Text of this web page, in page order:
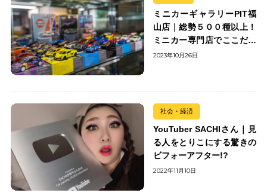
ミニカーギャラリーPIT福
山店｜総勢５００種以上！
ミニカー専門店でここだけ
の出会いを楽しもう
2023年10月26日
社会・経済
YouTuber SACHIさん｜見
る人をとりこにする驚きの
ビフォーアフター!?
2022年11月10日